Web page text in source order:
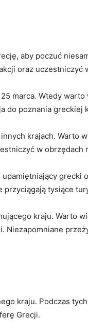
aby poczuć
oraz uczestniczyć
marca. Wtedy
do poznania greckiej
krajach. ⁢Warto
w obrzędach
grecki
tysiące
kraju. Warto
Niezapomniane
kraju. Podczas
⁣Grecji.